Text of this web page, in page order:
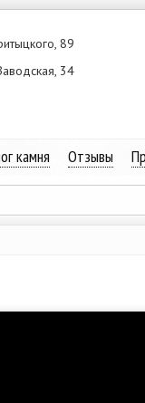
89
34
камня Отзывы